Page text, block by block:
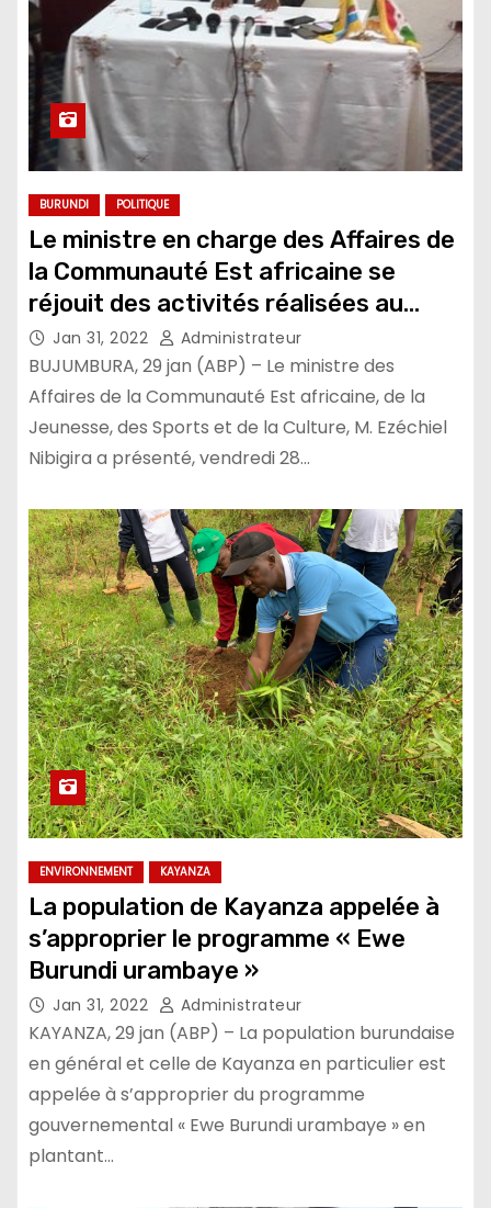
BURUNDI POLITIQUE
Le ministre en charge des Affaires de
la Communauté Est africaine se
réjouit des activités réalisées au
cours du deuxième trimestre de
l’exercice budgétaire 2021-2022
Jan 31, 2022 Administrateur
BUJUMBURA, 29 jan (ABP) – Le ministre des
Affaires de la Communauté Est africaine, de la
Jeunesse, des Sports et de la Culture, M. Ezéchiel
Nibigira a présenté, vendredi 28…
ENVIRONNEMENT KAYANZA
La population de Kayanza appelée à
s’approprier le programme « Ewe
Burundi urambaye »
Jan 31, 2022 Administrateur
KAYANZA, 29 jan (ABP) – La population burundaise
en général et celle de Kayanza en particulier est
appelée à s’approprier du programme
gouvernemental « Ewe Burundi urambaye » en
plantant…